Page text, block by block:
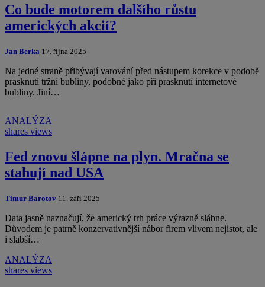
Co bude motorem dalšího růstu
amerických akcií?
Jan Berka 17. října 2025
Na jedné straně přibývají varování před nástupem korekce v podobě
prasknutí tržní bubliny, podobné jako při prasknutí internetové
bubliny. Jiní…
ANALÝZA
shares views
Fed znovu šlápne na plyn. Mračna se
stahují nad USA
Timur Barotov 11. září 2025
Data jasně naznačují, že americký trh práce výrazně slábne.
Důvodem je patrně konzervativnější nábor firem vlivem nejistot, ale
i slabší…
ANALÝZA
shares views